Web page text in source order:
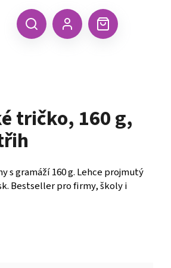
ČEPICE, KŠILTOVKY, ŠÁTKY A
Hledat Nákupní
tričko, 160 g,
s gramáží 160 g. Lehce projmutý
Bestseller pro firmy, školy i